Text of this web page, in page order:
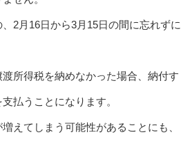
2月16日から3月15日の間に忘れずに
所得税を納めなかった場合、納付す
払うことになります。
えてしまう可能性があることにも、